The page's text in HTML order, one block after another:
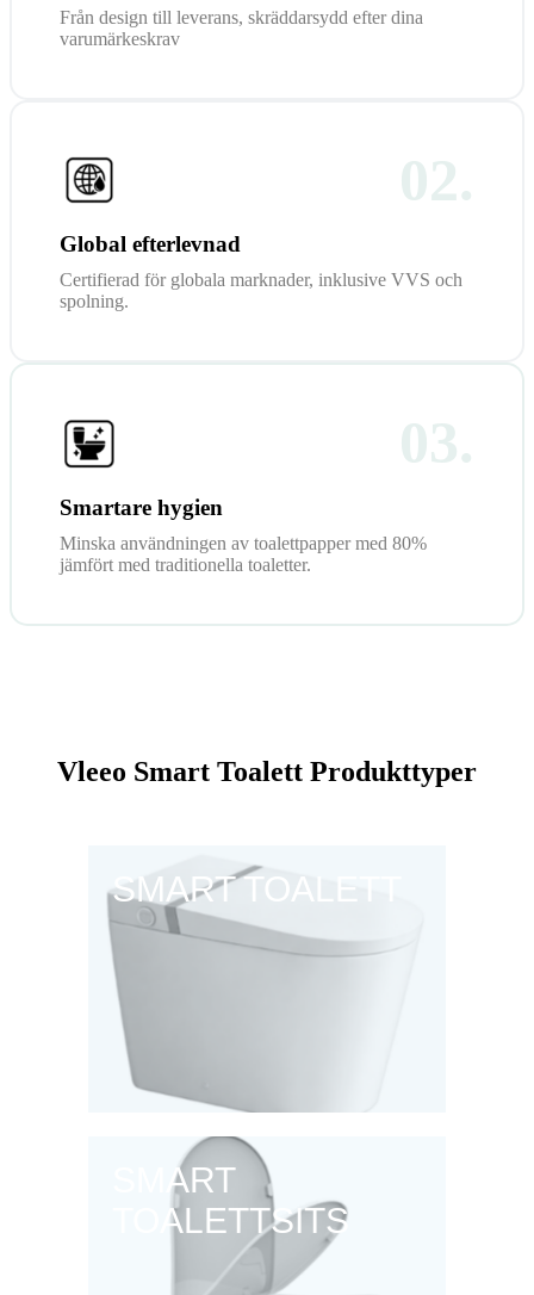
Från design till leverans, skräddarsydd efter dina
varumärkeskrav
02.
Global efterlevnad
Certifierad för globala marknader, inklusive VVS och
spolning.
03.
Smartare hygien
Minska användningen av toalettpapper med 80%
jämfört med traditionella toaletter.
Vleeo Smart Toalett Produkttyper
SMART TOALETT
SMART
TOALETTSITS